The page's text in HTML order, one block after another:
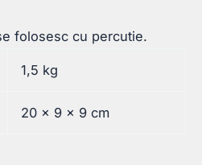
folosesc cu percutie.
1,5 kg
20 × 9 × 9 cm